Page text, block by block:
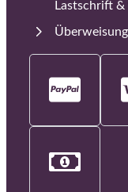
Lastschrift &